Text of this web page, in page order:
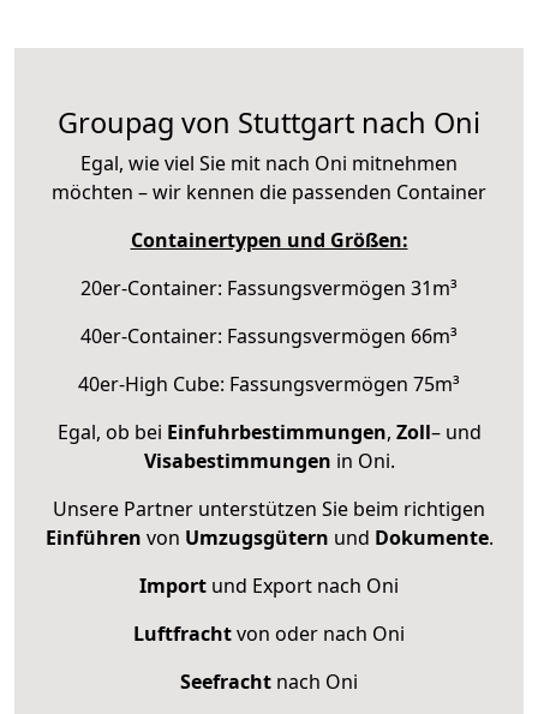
Groupag von Stuttgart nach Oni
Egal, wie viel Sie mit nach Oni mitnehmen
möchten – wir kennen die passenden Container
Containertypen und Größen:
20er-Container: Fassungsvermögen 31m³
40er-Container: Fassungsvermögen 66m³
40er-High Cube: Fassungsvermögen 75m³
Egal, ob bei Einfuhrbestimmungen, Zoll– und
Visabestimmungen in Oni.
Unsere Partner unterstützen Sie beim richtigen
Einführen von Umzugsgütern und Dokumente.
Import und Export nach Oni
Luftfrachtvon oder nach Oni
Seefracht nach Oni